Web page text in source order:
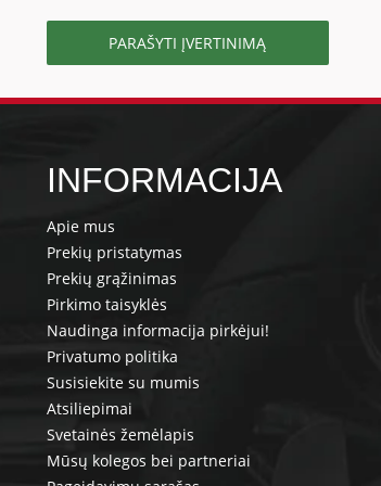
PARAŠYTI ĮVERTINIMĄ
INFORMACIJA
Apie mus
Prekių pristatymas
Prekių grąžinimas
Pirkimo taisyklės
Naudinga informacija pirkėjui!
Privatumo politika
Susisiekite su mumis
Atsiliepimai
Svetainės žemėlapis
Mūsų kolegos bei partneriai